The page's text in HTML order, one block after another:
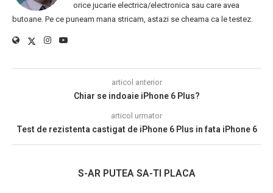
orice jucarie electrica/electronica sau care avea
butoane. Pe ce puneam mana stricam, astazi se cheama ca le testez.
articol anterior
Chiar se indoaie iPhone 6 Plus?
articol urmator
Test de rezistenta castigat de iPhone 6 Plus in fata iPhone 6
S-AR PUTEA SA-TI PLACA